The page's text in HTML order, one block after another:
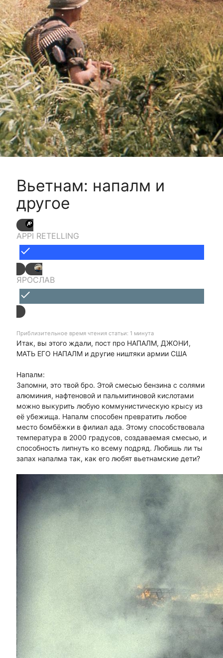
Вьетнам: напалм и
другое
APPI RETELLING
done
ЯРОСЛАВ
done
Приблизительное время чтения статьи: 1 минута
Итак, вы этого ждали, пост про НАПАЛМ, ДЖОНИ,
МАТЬ ЕГО НАПАЛМ и другие ништяки армии США
Напалм:
Запомни, это твой бро. Этой смесью бензина с солями
алюминия, нафтеновой и пальмитиновой кислотами
можно выкурить любую коммунистическую крысу из
её убежища. Напалм способен превратить любое
место бомбёжки в филиал ада. Этому способствовала
температура в 2000 градусов, создаваемая смесью, и
способность липнуть ко всему подряд. Любишь ли ты
запах напалма так, как его любят вьетнамские дети?